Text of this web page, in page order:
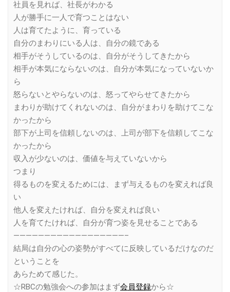
社員を見れば、社長がわかる
人が勝手に一人で育つことはない
人は育てたように、育っている
自分のまわりにいる人は、自分の鏡である
相手がそうしているのは、自分がそうしてきたから
相手が本気にならないのは、自分が本気になっていないか
ら
怒らないとやらないのは、怒ってやらせてきたから
まわりが助けてくれないのは、自分がまわりを助けてこな
かったから
部下が上司を信頼しないのは、上司が部下を信頼してこな
かったから
収入が少ないのは、価値を与えていないから
つまり
得るものを変えるためには、まず与えるものを変えれば良
い
他人を変えたければ、自分を変えれば良い
人を育てたければ、自分が育つ姿を見せることである
——————————————————–
結局は自分の心の姿勢がすべてに反映しているだけなのだ
ということを
あらためて感じた。
☆RBCの勉強会への参加はまず会員登録から☆